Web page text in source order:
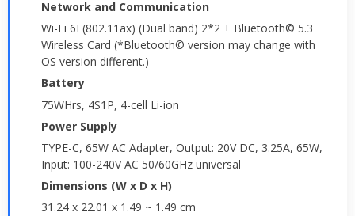
Network and Communication
Wi-Fi 6E(802.11ax) (Dual band) 2*2 + Bluetooth© 5.3
Wireless Card (*Bluetooth© version may change with
OS version different.)
Battery
75WHrs, 4S1P, 4-cell Li-ion
Power Supply
TYPE-C, 65W AC Adapter, Output: 20V DC, 3.25A, 65W,
Input: 100-240V AC 50/60GHz universal
Dimensions (W x D x H)
31.24 x 22.01 x 1.49 ~ 1.49 cm